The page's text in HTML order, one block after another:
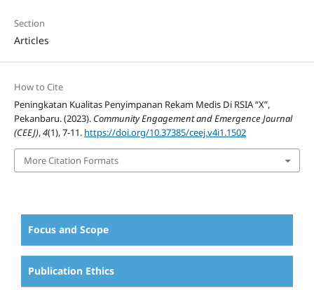
Section
Articles
How to Cite
Peningkatan Kualitas Penyimpanan Rekam Medis Di RSIA “X”,
Pekanbaru. (2023). Community Engagement and Emergence Journal
(CEEJ),4(1), 7-11. https://doi.org/10.37385/ceej.v4i1.1502
More Citation Formats
Focus and Scope
Publication Ethics